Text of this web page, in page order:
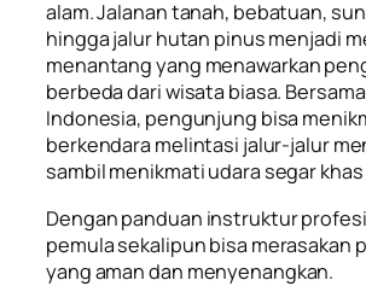
alam. Jalanan tanah, bebatuan,
hingga jalur hutan pinus menjadi
menantang yang menawarkan
berbeda dari wisata biasa.
Indonesia, pengunjung bisa
berkendara melintasi jalur-jalur
sambil menikmati udara segar
Dengan panduan instruktur
pemula sekalipun bisa merasakan
yang aman dan menyenangkan.